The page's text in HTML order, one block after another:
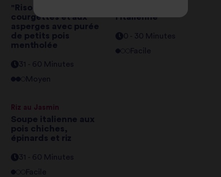
"Risotto" aux
courgettes et aux
asperges avec purée
de petits pois
mentholée
31 - 60 Minutes
Moyen
l’italienne
0 - 30 Minutes
Facile
Riz au Jasmin
Soupe italienne aux
pois chiches,
épinards et riz
31 - 60 Minutes
Facile